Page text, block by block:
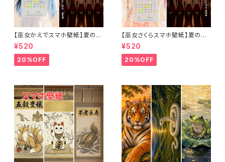
【巫女かえでスマホ壁紙】夏の海
と満月の祈りセット〈8〜9月カ
レンダー・1ヶ月利用コード付き〉
¥520
20%OFF
【巫女さくらスマホ壁紙】夏の海
と満月の祈りセット〈8〜9月カ
レンダー・1ヶ月利用コード付き〉
¥520
20%OFF